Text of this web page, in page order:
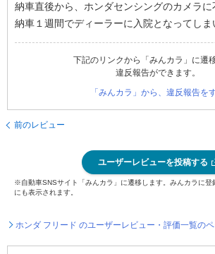
納車直後から、ホンダセンシングのカメラに
納車１週間でディーラーに入院となってしま
下記のリンクから「みんカラ」に遷移
違反報告ができます。
「みんカラ」から、違反報告を
前のレビュー
ユーザーレビューを投稿する
※自動車SNSサイト「みんカラ」に遷移します。みんカラに登
にも表示されます。
ホンダ フリード のユーザーレビュー・評価一覧の